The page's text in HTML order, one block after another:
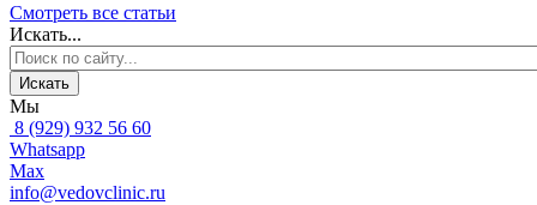
Смотреть все статьи
Искать...
Искать
Мы
8 (929) 932 56 60
Whatsapp
Max
info@vedovclinic.ru